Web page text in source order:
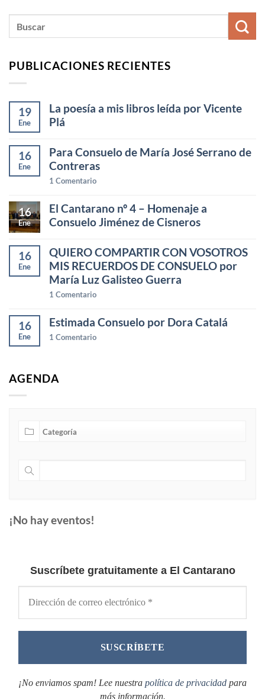
PUBLICACIONES RECIENTES
19
Ene
La poesía a mis libros leída por Vicente
Plá
16
Ene
Para Consuelo de María José Serrano de
Contreras
1 Comentario
16
Ene
El Cantarano nº 4 – Homenaje a
Consuelo Jiménez de Cisneros
16
Ene
QUIERO COMPARTIR CON VOSOTROS
MIS RECUERDOS DE CONSUELO por
María Luz Galisteo Guerra
1 Comentario
16
Ene
Estimada Consuelo por Dora Catalá
1 Comentario
AGENDA
¡No hay eventos!
Suscríbete gratuitamente a El Cantarano
¡No enviamos spam! Lee nuestra política de privacidad para
más información.